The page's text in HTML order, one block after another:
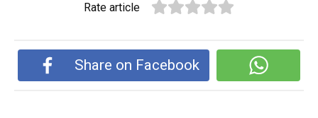
Rate article
Share on Facebook